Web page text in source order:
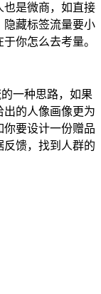
也是微商，如直接
隐藏标签流量要小
你怎么去考量。
一种思路，如果
的人像画像更为
你要设计一份赠品
反馈，找到人群的